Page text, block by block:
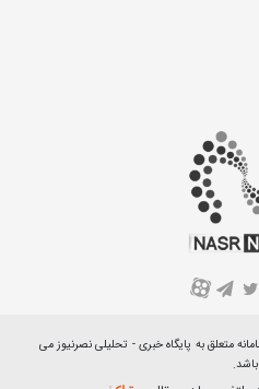
A
متعلق به پایگاه خبری - تحلیلی نصرنیوز می
باشد.